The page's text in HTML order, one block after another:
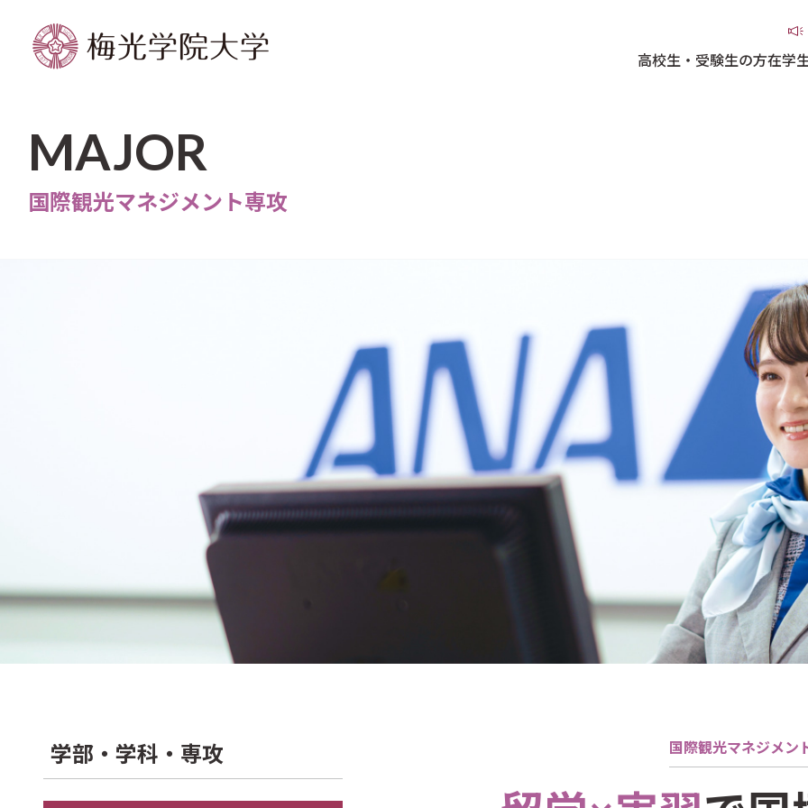
高校生・受験生の方在学
MAJOR
国際観光マネジメント専攻
学部・学科・専攻 国際観光マネジメン